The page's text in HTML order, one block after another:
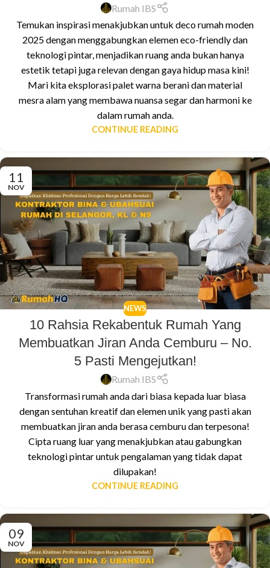
Rumah IBS
Temukan inspirasi menakjubkan untuk deco rumah moden
2025 dengan menggabungkan elemen eco-friendly dan
teknologi pintar, menjadikan ruang anda bukan hanya
estetik tetapi juga relevan dengan gaya hidup masa kini!
Mari kita eksplorasi palet warna berani dan material
mesra alam yang membawa nuansa segar dan harmoni ke
dalam rumah anda.
CONTINUE READING
11
NOV
NEWS
10 Rahsia Rekabentuk Rumah Yang
Membuatkan Jiran Anda Cemburu – No.
5 Pasti Mengejutkan!
Rumah IBS
Transformasi rumah anda dari biasa kepada luar biasa
dengan sentuhan kreatif dan elemen unik yang pasti akan
membuatkan jiran anda berasa cemburu dan terpesona!
Cipta ruang luar yang menakjubkan atau gabungkan
teknologi pintar untuk pengalaman yang tidak dapat
dilupakan!
CONTINUE READING
09
NOV